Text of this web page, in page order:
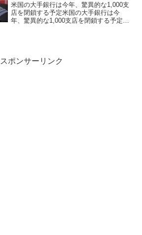
米国の大手銀行は今年、驚異的な1,000支
店を閉鎖する予定米国の大手銀行は今
年、驚異的な1,000支店を閉鎖する予定米
スポンサーリンク